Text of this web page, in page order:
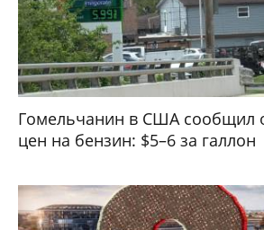
Гомельчанин в США сообщил
цен на бензин: $5–6 за галлон